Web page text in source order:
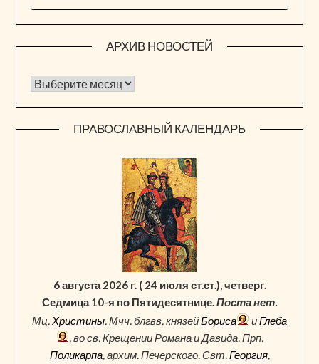
АРХИВ НОВОСТЕЙ
Архив новостей
ПРАВОСЛАВНЫЙ КАЛЕНДАРЬ
6 августа 2026 г. ( 24 июля ст.ст.), четверг.
Седмица 10-я по Пятидесятнице.Поста нет.
Мц.Христины. Мчч. блгвв. князейБориса иГлеба
, во св. Крещении Романа и Давида. Прп.
Поликарпа, архим. Печерского. Свт.Георгия,